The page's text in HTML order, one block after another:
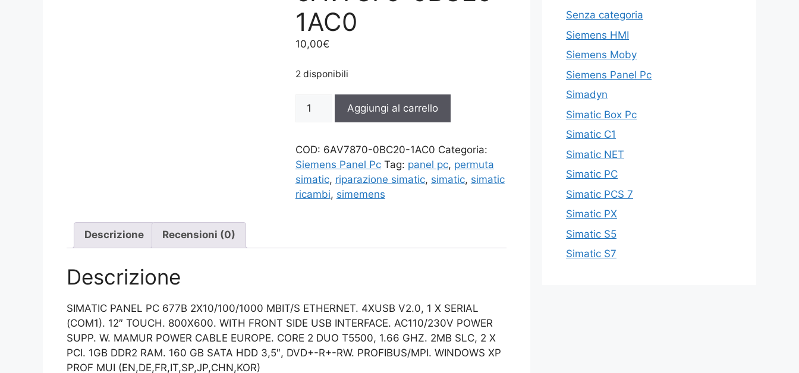
1AC0
10,00€
2 disponibili
0BC20-
quantità
Aggiungi al carrello
COD: 6AV7870-0BC20-1AC0 Categoria:
Siemens Panel Pc Tag: panel pc, permuta
simatic, riparazione simatic, simatic, simatic
ricambi, simemens
Descrizione Recensioni (0)
Descrizione
SIMATIC PANEL PC 677B 2X10/100/1000 MBIT/S ETHERNET. 4XUSB V2.0, 1 X SERIAL
(COM1). 12″ TOUCH. 800X600. WITH FRONT SIDE USB INTERFACE. AC110/230V POWER
SUPP. W. MAMUR POWER CABLE EUROPE. CORE 2 DUO T5500, 1.66 GHZ. 2MB SLC, 2 X
PCI. 1GB DDR2 RAM. 160 GB SATA HDD 3,5″, DVD+-R+-RW. PROFIBUS/MPI. WINDOWS XP
PROF MUI (EN,DE,FR,IT,SP,JP,CHN,KOR)
Senza categoria
Siemens HMI
Siemens Moby
Siemens Panel Pc
Simadyn
Simatic Box Pc
Simatic C1
Simatic NET
Simatic PC
Simatic PCS 7
Simatic PX
Simatic S5
Simatic S7